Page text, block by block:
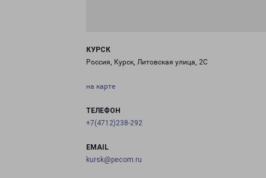
КУРСК
Россия, Курск, Литовская улица, 2С
на карте
ТЕЛЕФОН
+7(4712)238-292
EMAIL
kursk@pecom.ru